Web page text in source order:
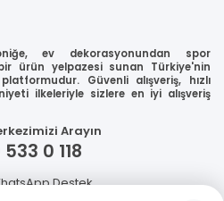
ev dekorasyonundan spor
ürün yelpazesi sunan Türkiye'nin
Güvenli alışveriş, hızlı
ilkeleriyle sizlere en iyi alışveriş
Arayın
0 118
Destek